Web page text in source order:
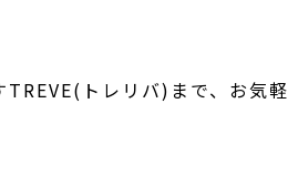
トレリバ)まで、お気